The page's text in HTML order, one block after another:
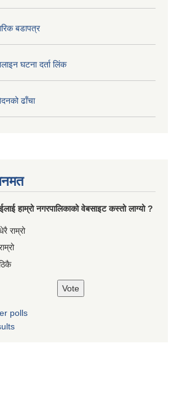
बडापत्र
घटना दर्ता लिंक
ढाँचा
हाम्रो नगरपालिकाको वेबसाइट कस्तो लाग्यो ?
राम्रो
polls